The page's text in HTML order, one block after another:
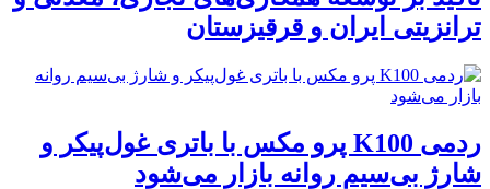
ترانزیتی ایران و قرقیزستان
ردمی K100 پرو مکس با باتری غول‌پیکر و
شارژ بی‌سیم روانه بازار می‌شود